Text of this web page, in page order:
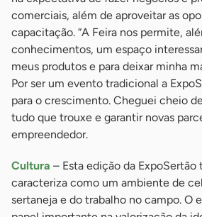
comerciais, além de aproveitar as
capacitação. “A Feira nos permite,
conhecimentos, um espaço
meus produtos e para deixar minha
Por ser um evento tradicional a
para o crescimento. Cheguei cheio
tudo que trouxe e garantir novas
empreendedor.
Cultura – Esta edição da ExpoSertão
caracteriza como um ambiente de
sertaneja e do trabalho no campo. O